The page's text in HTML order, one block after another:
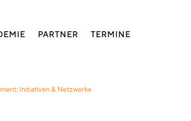
PARTNER TERMINE
Initiativen & Netzwerke